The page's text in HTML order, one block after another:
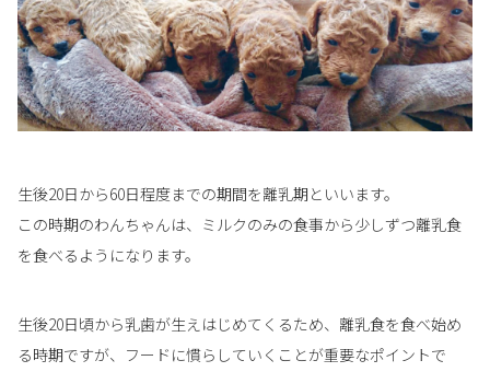
生後20日から60日程度までの期間を離乳期といいます。
この時期のわんちゃんは、ミルクのみの食事から少しずつ離乳食
を食べるようになります。
生後20日頃から乳歯が生えはじめてくるため、離乳食を食べ始め
る時期ですが、フードに慣らしていくことが重要なポイントで